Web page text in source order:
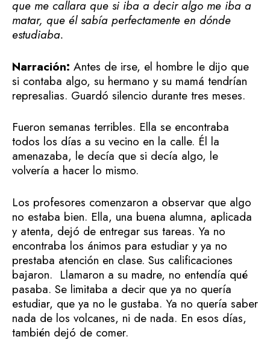
que me callara que si iba a decir algo me iba a
matar, que él sabía perfectamente en dónde
estudiaba.
Narración: Antes de irse, el hombre le dijo que
si contaba algo, su hermano y su mamá tendrían
represalias. Guardó silencio durante tres meses.
Fueron semanas terribles. Ella se encontraba
todos los días a su vecino en la calle. Él la
amenazaba, le decía que si decía algo, le
volvería a hacer lo mismo.
Los profesores comenzaron a observar que algo
no estaba bien. Ella, una buena alumna, aplicada
y atenta, dejó de entregar sus tareas. Ya no
encontraba los ánimos para estudiar y ya no
prestaba atención en clase. Sus calificaciones
bajaron. Llamaron a su madre, no entendía qué
pasaba. Se limitaba a decir que ya no quería
estudiar, que ya no le gustaba. Ya no quería saber
nada de los volcanes, ni de nada. En esos días,
también dejó de comer.